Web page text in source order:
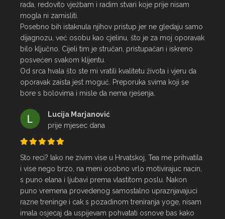
rada, redovito vježbam i radim stvari koje prije nisam
mogla ni zamisliti.
Posebno bih istaknula njihov pristup jer ne gledaju samo
dijagnozu, već osobu kao cjelinu, što je za moj oporavak
bilo ključno. Cijeli tim je stručan, pristupačan i iskreno
posvećen svakom klijentu.
Od srca hvala što ste mi vratili kvalitetu života i vjeru da
oporavak zaista jest moguć. Preporuka svima koji se
bore s bolovima i misle da nema rješenja.
Lucija Marjanović
prije mjesec dana
Sto reci? Iako ne zivim vise u Hrvatskoj, Tea me prihvatila
i vise nego brzo, na meni osobno vrlo motivirajuc nacin,
s puno elana i ljubavi prema vlastitom poslu. Nakon
puno vremena provedenog samostalno upraznjavajuci
razne treninge i cak s pozadinom treniranja yoge, nisam
imala osjecaj da uspijevam pohvatati osnove bas kako